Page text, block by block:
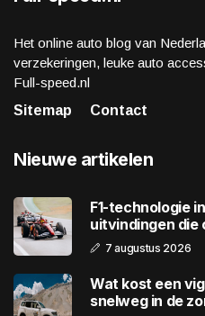
Het online auto blog van
verzekeringen, leuke auto
Full-speed.nl
Sitemap
Contact
Nieuwe artikelen
F1-technologie
uitvindingen die
7 augustus 2026
Wat kost een
snelweg in de